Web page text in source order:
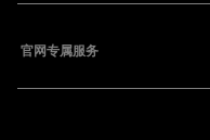
官网专属服务